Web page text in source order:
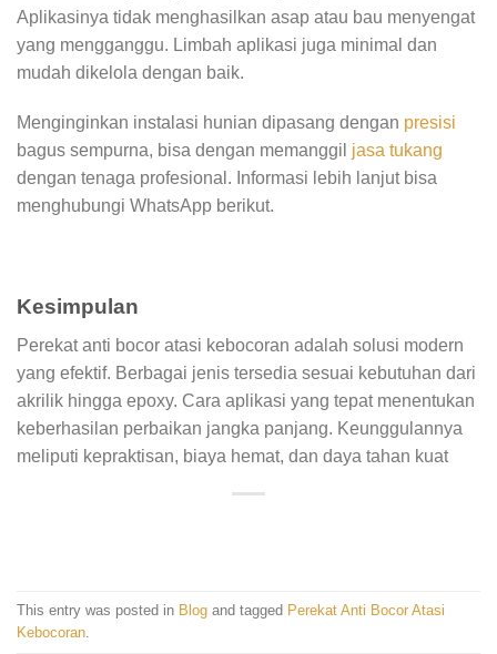
Aplikasinya tidak menghasilkan asap atau bau menyengat
yang mengganggu. Limbah aplikasi juga minimal dan
mudah dikelola dengan baik.
Menginginkan instalasi hunian dipasang dengan presisi
bagus sempurna, bisa dengan memanggil jasa tukang
dengan tenaga profesional. Informasi lebih lanjut bisa
menghubungi WhatsApp berikut.
Kesimpulan
Perekat anti bocor atasi kebocoran adalah solusi modern
yang efektif. Berbagai jenis tersedia sesuai kebutuhan dari
akrilik hingga epoxy. Cara aplikasi yang tepat menentukan
keberhasilan perbaikan jangka panjang. Keunggulannya
meliputi kepraktisan, biaya hemat, dan daya tahan kuat
This entry was posted in Blog and tagged Perekat Anti Bocor Atasi
Kebocoran